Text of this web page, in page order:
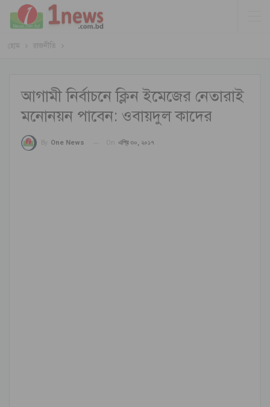
হোম রাজনীতি
আগামী নির্বাচনে ক্লিন ইমেজের নেতারাই
মনোনয়ন পাবেন: ওবায়দুল কাদের
By One News On এপ্রি ৩০, ২০১৭